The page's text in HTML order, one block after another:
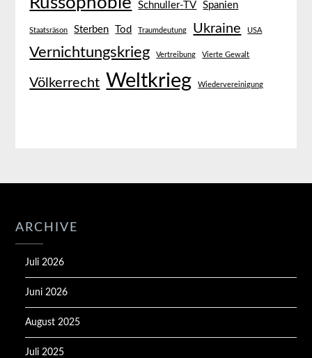
Schnuller-TV Spanien
Staatsräson Sterben Tod Traumdeutung Ukraine USA
Vernichtungskrieg Vertreibung Vierte Gewalt
Völkerrecht Weltkrieg Wiedervereinigung
ARCHIVE
Juli 2026
Juni 2026
August 2025
Juli 2025